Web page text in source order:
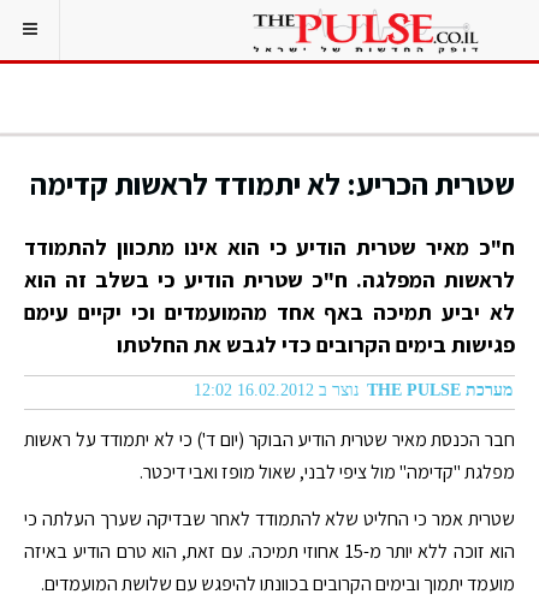
שטרית הכריע: לא יתמודד לראשות קדימה
ח"כ מאיר שטרית הודיע כי הוא אינו מתכוון להתמודד
לראשות המפלגה. ח"כ שטרית הודיע כי בשלב זה הוא
לא יביע תמיכה באף אחד מהמועמדים וכי יקיים עימם
פגישות בימים הקרובים כדי לגבש את החלטתו
מערכת THE PULSE נוצר ב 16.02.2012 12:02
חבר הכנסת מאיר שטרית הודיע הבוקר (יום ד') כי לא יתמודד על ראשות
מפלגת "קדימה" מול ציפי לבני, שאול מופז ואבי דיכטר.
שטרית אמר כי החליט שלא להתמודד לאחר שבדיקה שערך העלתה כי
הוא זוכה ללא יותר מ-15 אחוזי תמיכה. עם זאת, הוא טרם הודיע באיזה
מועמד יתמוך ובימים הקרובים בכוונתו להיפגש עם שלושת המועמדים.